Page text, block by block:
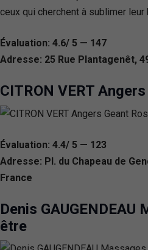
ceux qui cherchent à sublimer leur
Évaluation: 4.6/ 5 — 147
Adresse: 25 Rue Plantagenêt,
CITRON VERT
Évaluation: 4.4/ 5 — 123
Adresse: Pl. du Chapeau de
France
Denis GAUGENDEAU
être